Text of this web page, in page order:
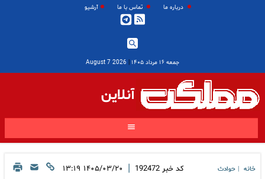
درباره ما تماس با ما آرشیو
جمعه ۱۶ مرداد ۱۴۰۵ |
2026 August 7
آنلاین
خانه حوادث کد خبر 192472
| ۱۴۰۵/۰۳/۲۰ ۱۳:۱۹